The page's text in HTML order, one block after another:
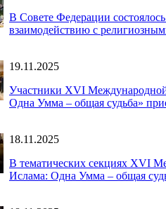
В Совете Федерации
взаимодействию с
19.11.2025
Участники XVI
Одна Умма – общая судьба»
18.11.2025
В тематических секциях XVI
Ислама: Одна Умма – общая